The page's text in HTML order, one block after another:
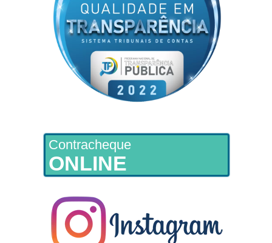
Contracheque
ONLINE